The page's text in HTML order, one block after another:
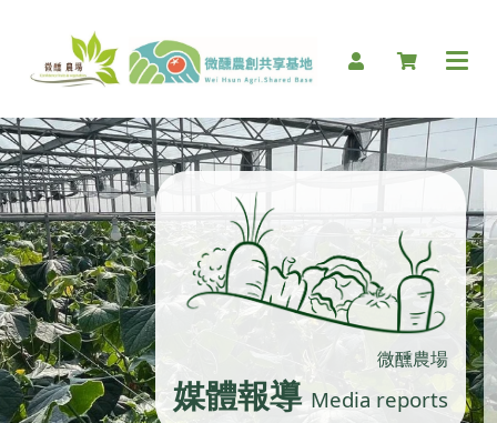
微醺農場
媒體報導 Media reports